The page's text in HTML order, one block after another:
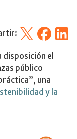
X Facebook
disposición el
público
una
y la